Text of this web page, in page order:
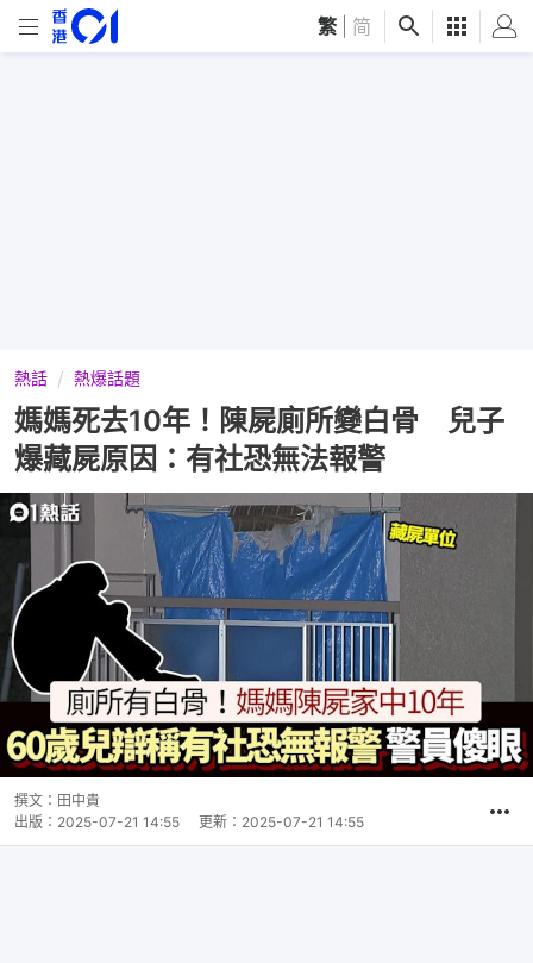
繁 简
熱話 熱爆話題
媽媽死去10年！陳屍廁所變白骨 兒子
爆藏屍原因：有社恐無法報警
撰文： 田中貴
出版： 2025-07-21 14:55 更新： 2025-07-21 14:55